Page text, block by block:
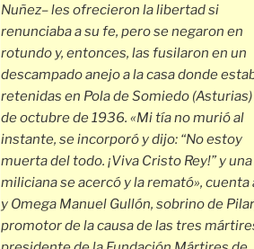
Nuñez– les ofrecieron la libertad si
renunciaba a su fe, pero se negaron en
rotundo y, entonces, las fusilaron en un
descampado anejo a la casa donde
retenidas en Pola de Somiedo
de octubre de 1936. «Mi tía no murió al
instante, se incorporó y dijo: “No estoy
muerta del todo. ¡Viva Cristo Rey!” y una
miliciana se acercó y la remató», cuenta
y Omega Manuel Gullón, sobrino de
promotor de la causa de las tres